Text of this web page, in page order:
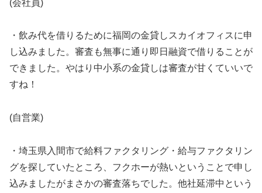
(会社員)
・飲み代を借りるために福岡の金貸しスカイオフィスに申
し込みました。審査も無事に通り即日融資で借りることが
できました。やはり中小系の金貸しは審査が甘くていいで
すね！
(自営業)
・埼玉県入間市で給料ファクタリング・給与ファクタリン
グを探していたところ、フクホーが熱いということで申し
込みましたがまさかの審査落ちでした。他社延滞中という